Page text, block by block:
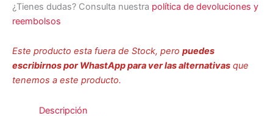
¿Tienes dudas? Consulta nuestra política de devoluciones y
reembolsos
Este producto esta fuera de Stock, pero puedes
escribirnos por WhastApp para ver las alternativas que
tenemos a este producto.
Descripción